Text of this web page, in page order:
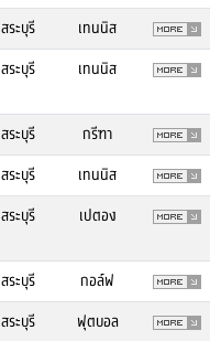
สระบุรี
เทนนิส
สระบุรี เทนนิส
สระบุรี
กรีฑา
สระบุรี
เทนนิส
สระบุรี เปตอง
สระบุรี
กอล์ฟ
สระบุรี
ฟุตบอล